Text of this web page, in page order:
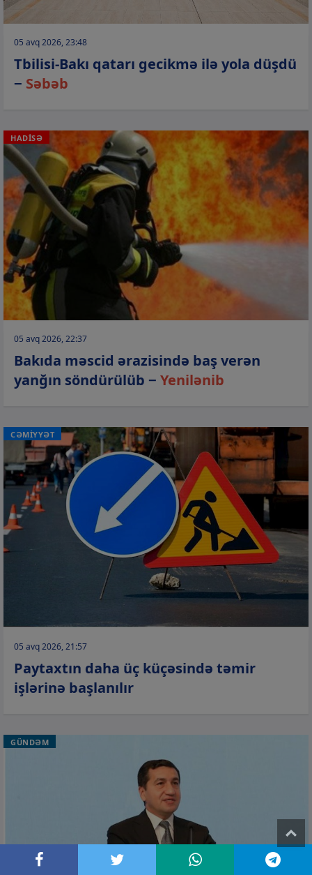
05 avq 2026, 23:48
Tbilisi-Bakı qatarı gecikmə ilə yola düşdü
− Səbəb
HADİSƏ
05 avq 2026, 22:37
Bakıda məscid ərazisində baş verən
yanğın söndürülüb − Yenilənib
CƏMİYYƏT
05 avq 2026, 21:57
Paytaxtın daha üç küçəsində təmir
işlərinə başlanılır
GÜNDƏM